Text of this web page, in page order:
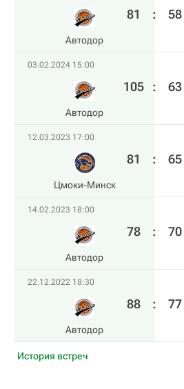
Автодор
81 : 58
03.02.2024 15:00
Автодор
105 : 63
12.03.2023 17:00
Цмоки-Минск
81 : 65
14.02.2023 18:00
Автодор
78 : 70
22.12.2022 18:30
Автодор
88 : 77
История встреч